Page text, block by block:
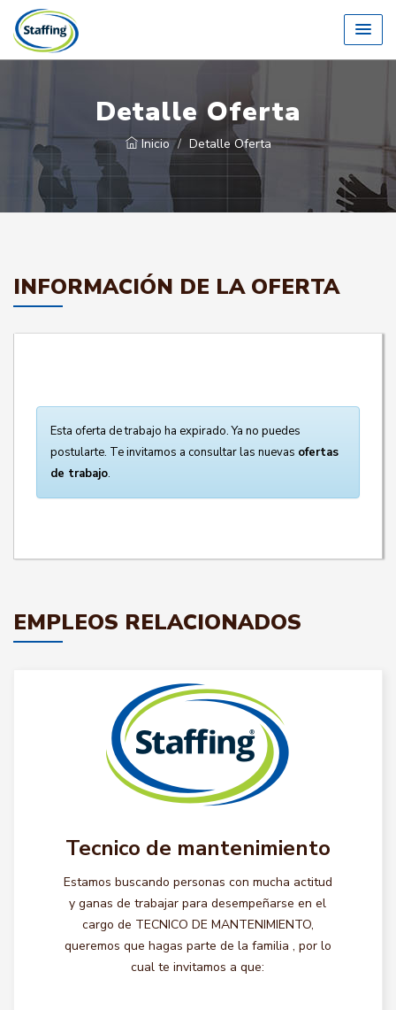
Detalle Oferta
Inicio Detalle Oferta
INFORMACIÓN DE LA OFERTA
Esta oferta de trabajo ha expirado. Ya no puedes
postularte. Te invitamos a consultar las nuevas ofertas
de trabajo.
EMPLEOS RELACIONADOS
Tecnico de mantenimiento
Estamos buscando personas con mucha actitud
y ganas de trabajar para desempeñarse en el
cargo de TECNICO DE MANTENIMIENTO,
queremos que hagas parte de la familia , por lo
cual te invitamos a que: